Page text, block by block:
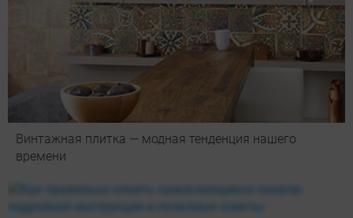
Винтажная плитка — модная тенденция нашего
времени